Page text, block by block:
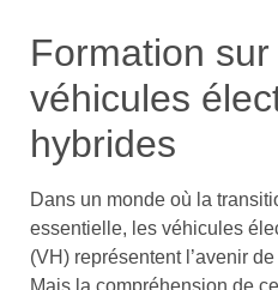
Formation
véhicules
hybrides
Dans un monde où la
essentielle, les véhicules
(VH) représentent l’avenir
Mais la compréhension de